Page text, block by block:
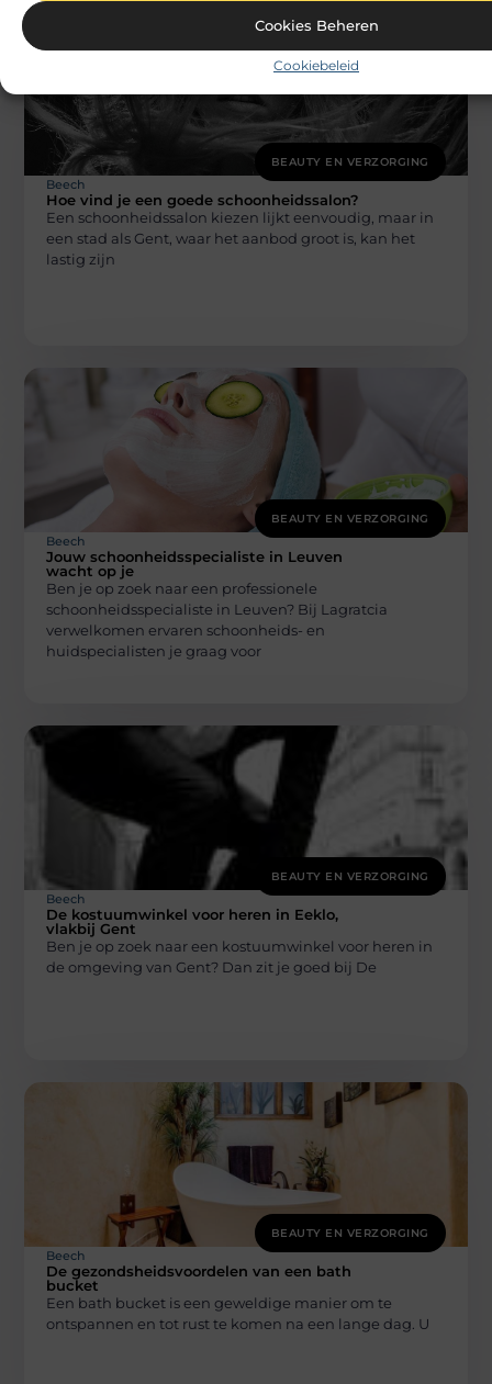
Cookies Beheren
Cookiebeleid
BEAUTY EN VERZORGING
Beech
Hoe vind je een goede schoonheidssalon?
Een schoonheidssalon kiezen lijkt eenvoudig, maar in
een stad als Gent, waar het aanbod groot is, kan het
lastig zijn
BEAUTY EN VERZORGING
Beech
Jouw schoonheidsspecialiste in Leuven
wacht op je
Ben je op zoek naar een professionele
schoonheidsspecialiste in Leuven? Bij Lagratcia
verwelkomen ervaren schoonheids- en
huidspecialisten je graag voor
BEAUTY EN VERZORGING
Beech
De kostuumwinkel voor heren in Eeklo,
vlakbij Gent
Ben je op zoek naar een kostuumwinkel voor heren in
de omgeving van Gent? Dan zit je goed bij De
BEAUTY EN VERZORGING
Beech
De gezondsheidsvoordelen van een bath
bucket
Een bath bucket is een geweldige manier om te
ontspannen en tot rust te komen na een lange dag. U